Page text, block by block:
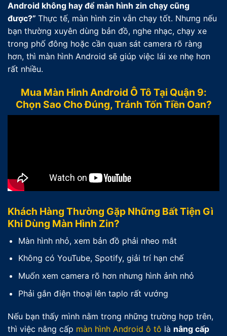
Android không hay để màn hình zin chạy cũng
được?” Thực tế, màn hình zin vẫn chạy tốt. Nhưng nếu
bạn thường xuyên dùng bản đồ, nghe nhạc, chạy xe
trong phố đông hoặc cần quan sát camera rõ ràng
hơn, thì màn hình Android sẽ giúp việc lái xe nhẹ hơn
rất nhiều.
Mua Màn Hình Android Ô Tô Tại Quận 9:
Chọn Sao Cho Đúng, Tránh Tốn Tiền Oan?
Khách Hàng Thường Gặp Những Bất Tiện Gì
Khi Dùng Màn Hình Zin?
Màn hình nhỏ, xem bản đồ phải nheo mắt
Không có YouTube, Spotify, giải trí hạn chế
Muốn xem camera rõ hơn nhưng hình ảnh nhỏ
Phải gắn điện thoại lên taplo rất vướng
Nếu bạn thấy mình nằm trong những trường hợp trên,
thì việc nâng cấp màn hình Android ô tô là nâng cấp